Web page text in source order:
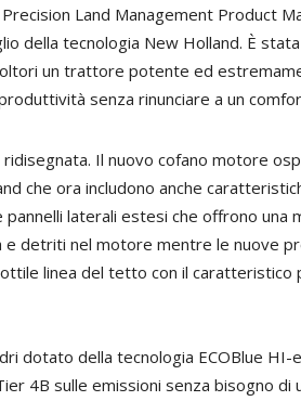
Land Management Product
della tecnologia New Holland. È
un trattore potente ed
senza rinunciare a un
Il nuovo cofano motore
che ora includono anche
laterali estesi che offrono una
detriti nel motore mentre le nuove
linea del tetto con il caratteristico
dotato della tecnologia ECOBlue HI-
4B sulle emissioni senza bisogno di